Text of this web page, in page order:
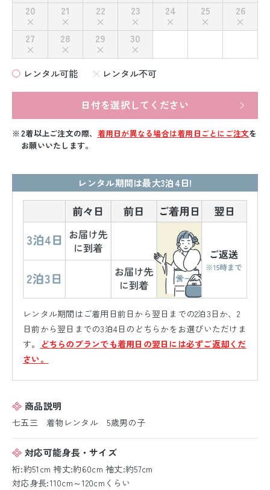
20
21 22 23 24 25
26
27
28 29 30
レンタル可能 レンタル不可
日付を選択してください
2着以上ご注文の際、 着用日が異なる場合は着用日ごとにご注文を
お願いいたします。
レンタル期間は最大3泊4日!
レンタル期間はご着用日前日から翌日までの2泊3日か、2
日前から翌日までの3泊4日のどちらかをお選びいただけま
す。
どちらのプランでも着用日の翌日には必ずご返却くだ
さい。
商品説明
七五三 着物レンタル 5歳男の子
対応可能身長・サイズ
裄:約51cm 袴丈:約60cm 袖丈:約57cm
対応身長:110cm～120cmくらい